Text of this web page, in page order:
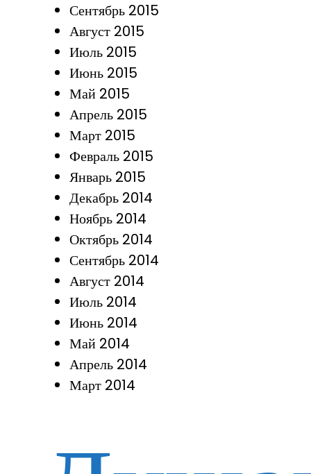
Сентябрь 2015
Август 2015
Июль 2015
Июнь 2015
Май 2015
Апрель 2015
Март 2015
Февраль 2015
Январь 2015
Декабрь 2014
Ноябрь 2014
Октябрь 2014
Сентябрь 2014
Август 2014
Июль 2014
Июнь 2014
Май 2014
Апрель 2014
Март 2014